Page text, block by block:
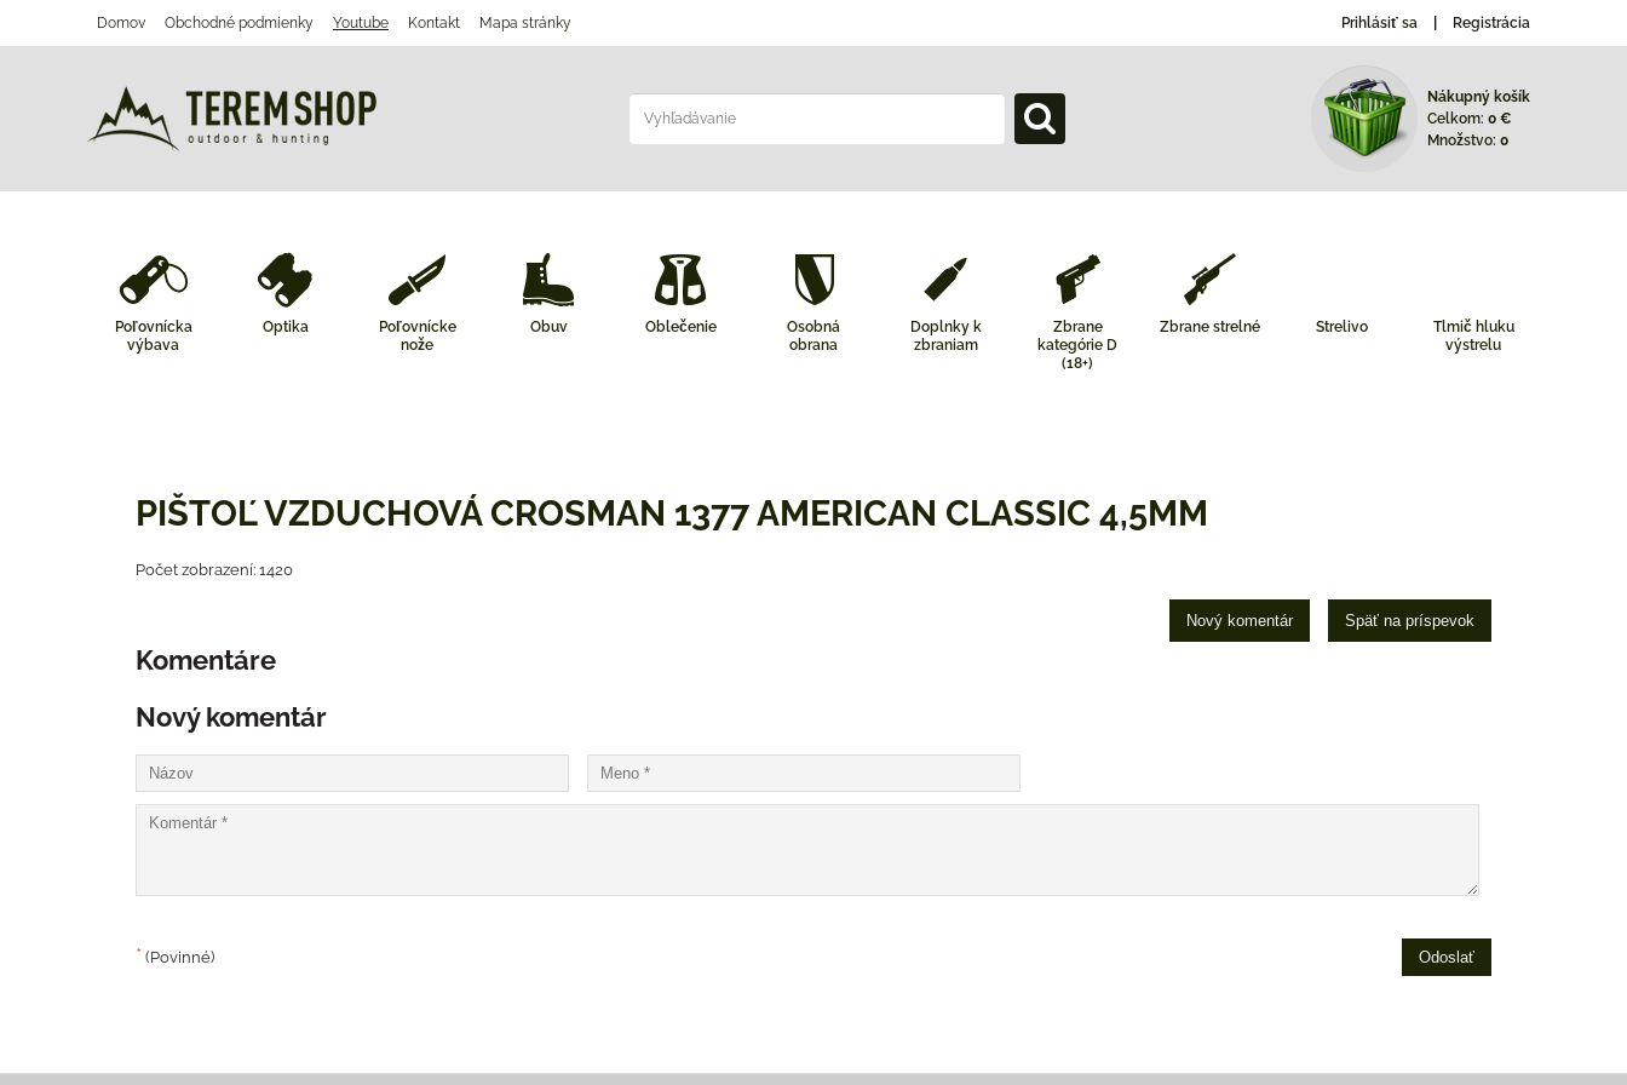
Domov Obchodné podmienky Youtube Kontakt Mapa stránky Prihlásiť sa Registrácia
Nákupný košík
Celkom: 0 €
Množstvo: 0
Poľovnícka
výbava
Optika
Poľovnícke
nože
Obuv Oblečenie
Osobná
obrana
Doplnky k
zbraniam
Zbrane
kategórie D
(18+)
Zbrane strelné Strelivo
Tlmič hluku
výstrelu
PIŠTOĽ VZDUCHOVÁ CROSMAN 1377 AMERICAN CLASSIC 4,5MM
Počet zobrazení: 1420
Späť na príspevok
Nový komentár
Komentáre
Nový komentár
* (Povinné) Odoslať